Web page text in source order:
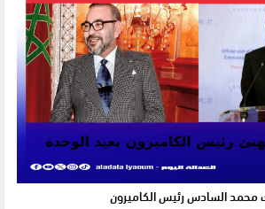
محمد السادس رئيس الكاميرون